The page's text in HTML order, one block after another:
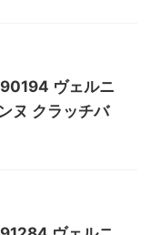
ヴェルニ
ヌ クラッチバ